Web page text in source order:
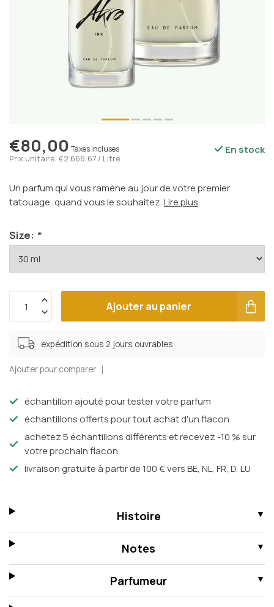
€80,00 Taxes incluses
Prix unitaire: €2.666,67 / Litre
En stock
Un parfum qui vous ramène au jour de votre premier
tatouage, quand vous le souhaitez.Lire plus.
Size: *
Ajouter au panier
expédition sous 2 jours ouvrables
Ajouter pour comparer
échantillon ajouté pour tester votre parfum
échantillons offerts pour tout achat d'un flacon
achetez 5 échantillons différents et recevez -10 % sur
votre prochain flacon
livraison gratuite à partir de 100 € vers BE, NL, FR, D, LU
Histoire
Notes
Parfumeur